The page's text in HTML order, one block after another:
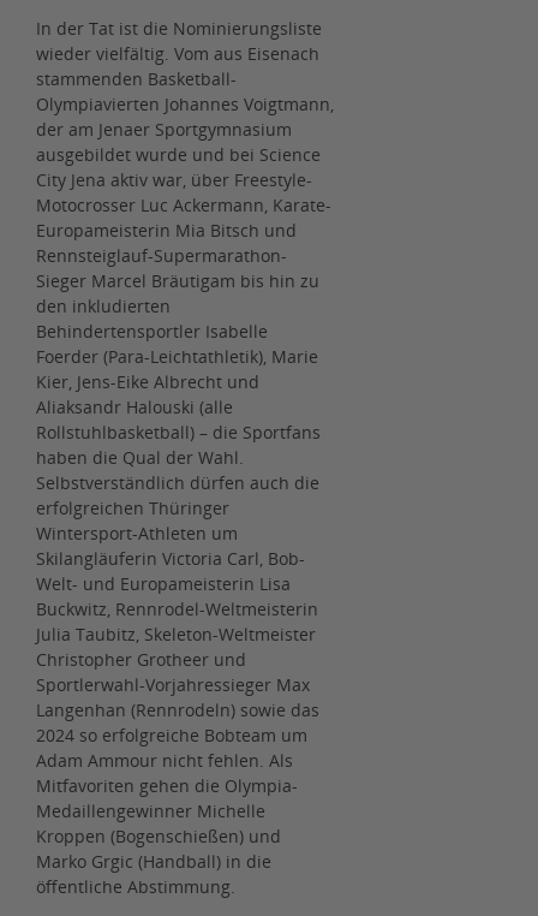
In der Tat ist die Nominierungsliste
wieder vielfältig. Vom aus Eisenach
stammenden Basketball-
Olympiavierten Johannes Voigtmann,
der am Jenaer Sportgymnasium
ausgebildet wurde und bei Science
City Jena aktiv war, über Freestyle-
Motocrosser Luc Ackermann, Karate-
Europameisterin Mia Bitsch und
Rennsteiglauf-Supermarathon-
Sieger Marcel Bräutigam bis hin zu
den inkludierten
Behindertensportler Isabelle
Foerder (Para-Leichtathletik), Marie
Kier, Jens-Eike Albrecht und
Aliaksandr Halouski (alle
Rollstuhlbasketball) – die Sportfans
haben die Qual der Wahl.
Selbstverständlich dürfen auch die
erfolgreichen Thüringer
Wintersport-Athleten um
Skilangläuferin Victoria Carl, Bob-
Welt- und Europameisterin Lisa
Buckwitz, Rennrodel-Weltmeisterin
Julia Taubitz, Skeleton-Weltmeister
Christopher Grotheer und
Sportlerwahl-Vorjahressieger Max
Langenhan (Rennrodeln) sowie das
2024 so erfolgreiche Bobteam um
Adam Ammour nicht fehlen. Als
Mitfavoriten gehen die Olympia-
Medaillengewinner Michelle
Kroppen (Bogenschießen) und
Marko Grgic (Handball) in die
öffentliche Abstimmung.